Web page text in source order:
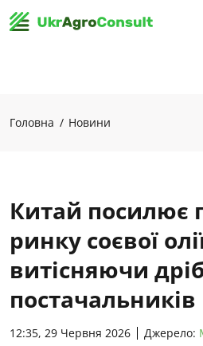
Головна Новини
Китай посилює
ринку соєвої
витісняючи
постачальників
12:35, 29 Червня 2026 Джерело: